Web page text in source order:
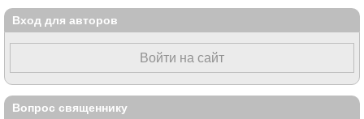
Вход для авторов
Войти на сайт
Вопрос священнику